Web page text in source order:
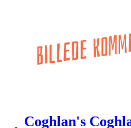
Coghlan's